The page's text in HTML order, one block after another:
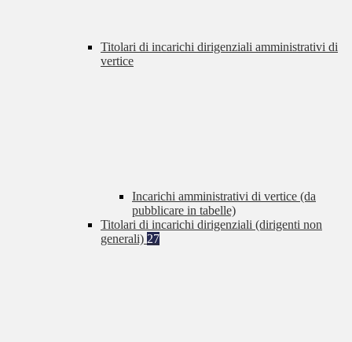
Titolari di incarichi dirigenziali amministrativi di
vertice
Incarichi amministrativi di vertice (da
pubblicare in tabelle)
Titolari di incarichi dirigenziali (dirigenti non
generali) 27